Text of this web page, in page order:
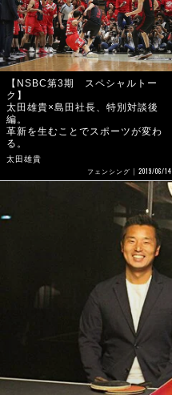
【NSBC第3期 スペシャルトー
ク】
太田雄貴×島田社長、特別対談後
編。
革新を生むことでスポーツが変わ
る。
太田雄貴
フェンシング 2019/06/14